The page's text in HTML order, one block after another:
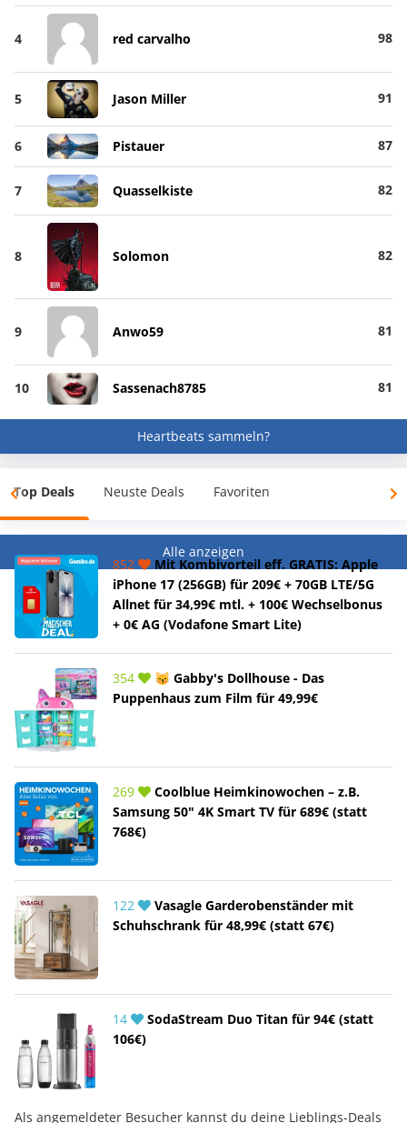
4 red carvalho 98
5 Jason Miller 91
6 Pistauer 87
7 Quasselkiste 82
8 Solomon 82
9 Anwo59 81
10 Sassenach8785 81
Heartbeats sammeln?
Top Deals Neuste Deals Favoriten
Alle anzeigen
852
Mit Kombivorteil eff. GRATIS: Apple
iPhone 17 (256GB) für 209€ + 70GB LTE/5G
Allnet für 34,99€ mtl. + 100€ Wechselbonus
+ 0€ AG (Vodafone Smart Lite)
354
😽 Gabby's Dollhouse - Das
Puppenhaus zum Film für 49,99€
269
Coolblue Heimkinowochen – z.B.
Samsung 50" 4K Smart TV für 689€ (statt
768€)
122
Vasagle Garderobenständer mit
Schuhschrank für 48,99€ (statt 67€)
14
SodaStream Duo Titan für 94€ (statt
106€)
Als angemeldeter Besucher kannst du deine Lieblings-Deals